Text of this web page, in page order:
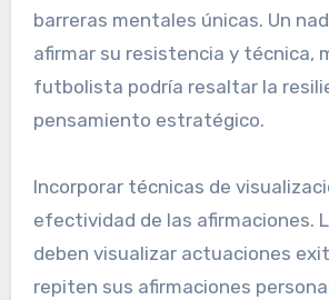
barreras mentales únicas. Un
afirmar su resistencia y técnica,
futbolista podría resaltar la
pensamiento estratégico.
Incorporar técnicas de
efectividad de las afirmaciones.
deben visualizar actuaciones
repiten sus afirmaciones